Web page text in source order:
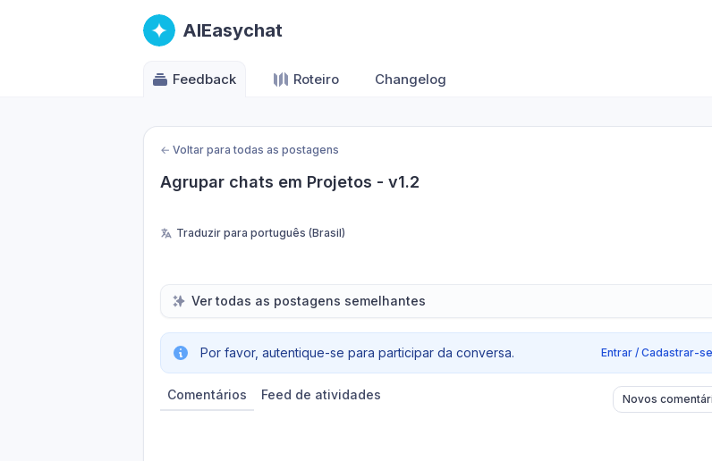
AIEasychat
Feedback Roteiro Changelog
← Voltar para todas as postagens
Agrupar chats em Projetos - v1.2
Traduzir para português (Brasil)
Ver todas as postagens semelhantes
Por favor, autentique-se para participar da conversa. Entrar / Cadastrar-se
Comentários Feed de atividades Novos